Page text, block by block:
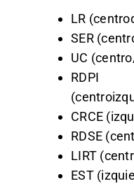
LR
SER
UC
RDPI
CRCE
RDSE
LIRT
EST